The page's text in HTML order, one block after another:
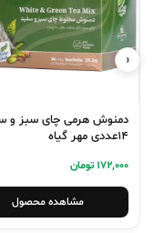
دمنوش هرمی چای سبز و
14عددی مهر گیاه
172,000 تومان
مشاهده محصول
‹›